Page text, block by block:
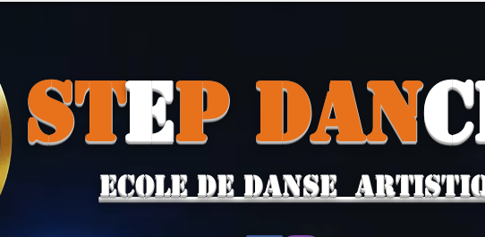
STEP DAN
ECOLE DE DANSE